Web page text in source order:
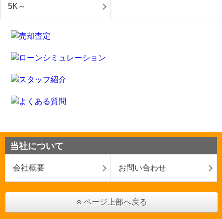
5K～
当社について
会社概要 お問い合わせ
ページ上部へ戻る